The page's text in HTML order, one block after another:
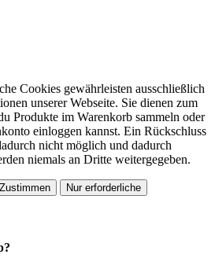
Cookies gewährleisten ausschließlich
unserer Webseite. Sie dienen zum
Produkte im Warenkorb sammeln oder
einloggen kannst. Ein Rückschluss
nicht möglich und dadurch
niemals an Dritte weitergegeben.
Zustimmen Nur erforderliche